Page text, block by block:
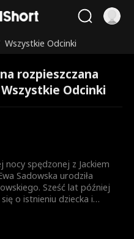
Wszystkie Odcinki
rozpieszczana
Odcinki
nocy spędzonej z Jackiem
Sadowska urodziła
Sześć lat później
się o istnieniu dziecka i
nimi zaczęło kiełkować